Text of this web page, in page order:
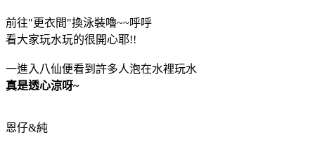
前往"更衣間"換泳裝嚕~~呼呼
看大家玩水玩的很開心耶!!
一進入八仙便看到許多人泡在水裡玩水
真是透心涼呀~
恩仔&純